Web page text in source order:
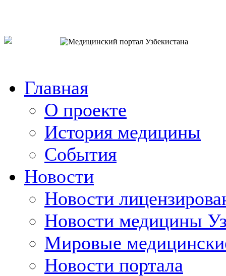
Главная
О проекте
История медицины
События
Новости
Новости
Новости медицины
Мировые
Новости портала